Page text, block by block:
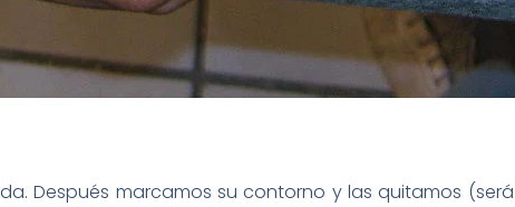
Después marcamos su contorno y las quitamos